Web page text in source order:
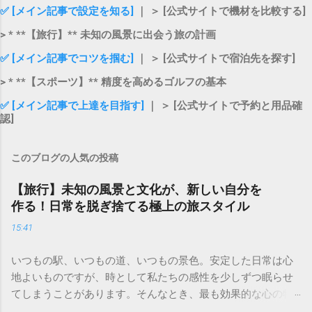
✅ [メイン記事で設定を知る]
｜ ＞ [公式サイトで機材を比較する]
> * **【旅行】** 未知の風景に出会う旅の計画
✅ [メイン記事でコツを掴む]
｜ ＞ [公式サイトで宿泊先を探す]
> * **【スポーツ】** 精度を高めるゴルフの基本
✅ [メイン記事で上達を目指す]
｜ ＞ [公式サイトで予約と用品確
認]
このブログの人気の投稿
【旅行】未知の風景と文化が、新しい自分を
作る！日常を脱ぎ捨てる極上の旅スタイル
15:41
いつもの駅、いつもの道、いつもの景色。安定した日常は心
地よいものですが、時として私たちの感性を少しずつ眠らせ
てしまうことがあります。そんなとき、最も効果的な心の特